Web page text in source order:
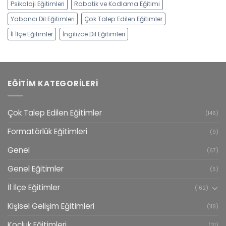
Psikoloji Eğitimleri
Robotik ve Kodlama Eğitimi
Yabancı Dil Eğitimleri
Çok Talep Edilen Eğitimler
İl İlçe Eğitimler
İngilizce Dil Eğitimleri
EĞITIM KATEGORILERI
Çok Talep Edilen Eğitimler (146)
Formatörlük Eğitimleri (9)
Genel (67)
Genel Eğitimler (5)
İl İlçe Eğitimler (162)
Kişisel Gelişim Eğitimleri (118)